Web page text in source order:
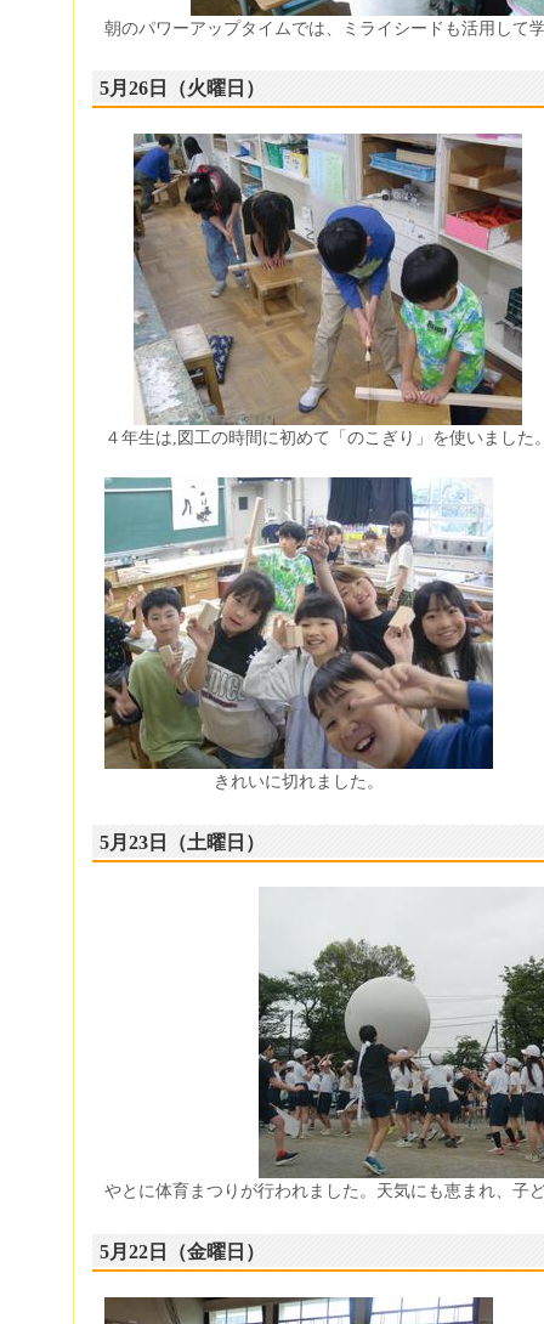
朝のパワーアップタイムでは、ミライシードも活用して
5月26日（火曜日）
４年生は,図工の時間に初めて「のこぎり」を使いました
きれいに切れました。
5月23日（土曜日）
やとに体育まつりが行われました。天気にも恵まれ、子
5月22日（金曜日）